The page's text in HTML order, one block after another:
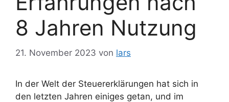
8 Jahren Nutzung
21. November 2023 von lars
In der Welt der Steuererklärungen hat sich in
den letzten Jahren einiges getan, und im